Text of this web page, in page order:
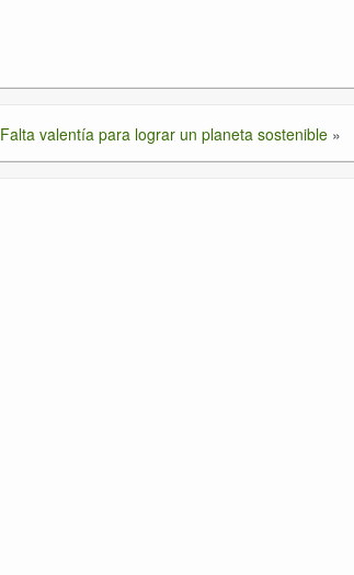
Falta valentía para lograr un planeta sostenible »